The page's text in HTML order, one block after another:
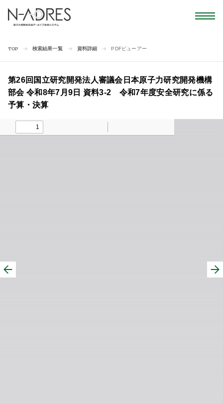
TOP 検索結果一覧 資料詳細 PDFビューアー
第26回国立研究開発法人審議会日本原子力研究開発機構
部会 令和8年7月9日 資料3-2 令和7年度安全研究に係る
予算・決算